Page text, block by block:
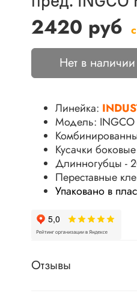
2420 руб
Нет в наличии
Линейка:
Модель: INGCO
Кусачки
Длинногубцы -
Переставные
Упаковано в
Отзывы